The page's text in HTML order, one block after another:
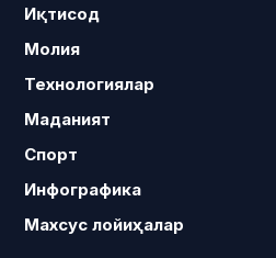
Иқтисод
Молия
Технологиялар
Маданият
Спорт
Инфографика
Махсус лойиҳалар